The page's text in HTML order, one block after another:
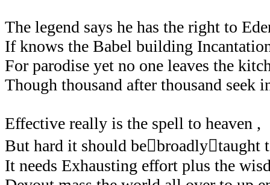
The legend says he has the right to
If knows the Babel building
For parodise yet no one leaves the
Though thousand after thousand seek
Effective really is the spell to heaven ,
But hard it should bebroadlytaught
It needs Exhausting effort plus the